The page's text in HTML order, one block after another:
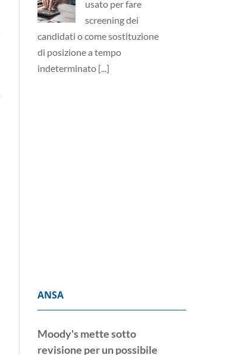
screening dei
candidati o come sostituzione
indeterminato
ANSA
Moody's mette sotto
revisione per un possibile